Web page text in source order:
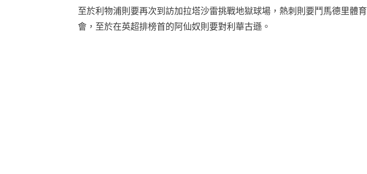
至於利物浦則要再次到訪加拉塔沙雷挑戰地獄球場，熱刺則要鬥馬德里體育
會，至於在英超排榜首的阿仙奴則要對利華古遜。